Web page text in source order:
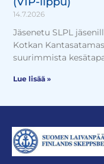
14.7.2026
Jäsenetu SLPL
Kotkan
suurimmista
Lue lisää »